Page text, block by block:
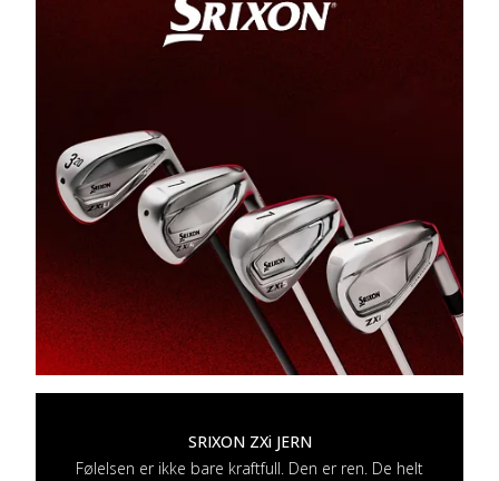
SRIXON ZXi JERN
Følelsen er ikke bare kraftfull. Den er ren. De helt